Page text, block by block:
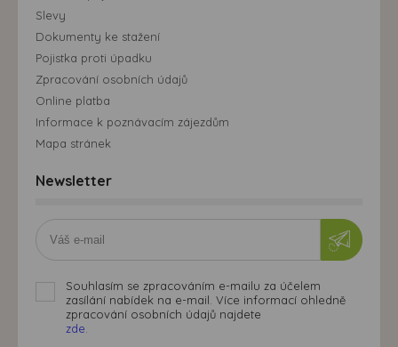
Slevy
Dokumenty ke stažení
Pojistka proti úpadku
Zpracování osobních údajů
Online platba
Informace k poznávacím zájezdům
Mapa stránek
Newsletter
Souhlasím se zpracováním e-mailu za účelem
zasílání nabídek na e-mail. Více informací ohledně
zpracování osobních údajů najdete
zde.